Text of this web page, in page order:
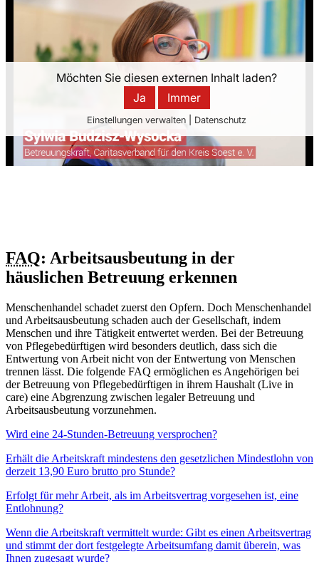
FAQ: Arbeitsausbeutung in der
häuslichen Betreuung erkennen
Menschenhandel schadet zuerst den Opfern. Doch Menschenhandel
und Arbeitsausbeutung schaden auch der Gesellschaft, indem
Menschen und ihre Tätigkeit entwertet werden. Bei der Betreuung
von Pflegebedürftigen wird besonders deutlich, dass sich die
Entwertung von Arbeit nicht von der Entwertung von Menschen
trennen lässt. Die folgende FAQ ermöglichen es Angehörigen bei
der Betreuung von Pflegebedürftigen in ihrem Haushalt (Live in
care) eine Abgrenzung zwischen legaler Betreuung und
Arbeitsausbeutung vorzunehmen.
Wird eine 24-Stunden-Betreuung versprochen?
Das kann nicht legal sein, denn die tägliche erlaubte Arbeitszeit darf
in der Regel zehn Stunden nicht überschreiten. Außerdem hat jede
regelmäßiger und deutlicher Verstoß gegen diese Vorgaben ist
Ausbeutung.
Erhält die Arbeitskraft mindestens den gesetzlichen Mindestlohn von
derzeit 13,90 Euro brutto pro Stunde?
Wenn nein, ist das illegal. Bei einer deutlichen Unterschreitung auch
Ausbeutung.
Erfolgt für mehr Arbeit, als im Arbeitsvertrag vorgesehen ist, eine
Entlohnung?
Wenn nein: Sobald der Stundenlohn die Untergrenze des
Mindestlohns pro tatsächlich gearbeiteter Stunde unterschreitet, ist
das illegal. Bei einer deutlichen Unterschreitung auch Ausbeutung.
Wenn die Arbeitskraft vermittelt wurde: Gibt es einen Arbeitsvertrag
und stimmt der dort festgelegte Arbeitsumfang damit überein, was
Ihnen zugesagt wurde?